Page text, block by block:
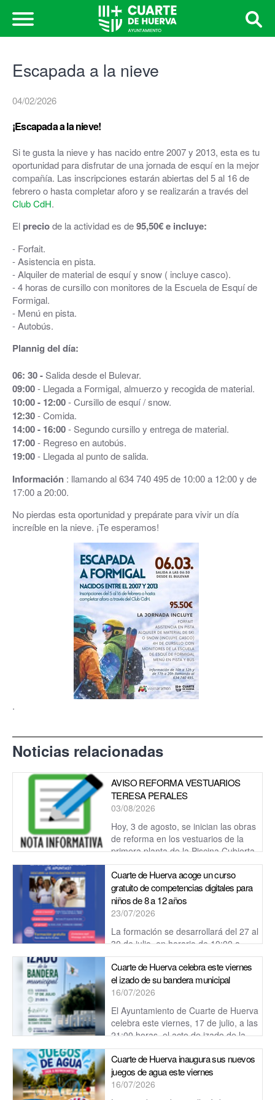
Escapada a la nieve
04/02/2026
¡Escapada a la nieve!
Si te gusta la nieve y has nacido entre 2007 y 2013, esta es tu
oportunidad para disfrutar de una jornada de esquí en la mejor
compañía. Las inscripciones estarán abiertas del 5 al 16 de
febrero o hasta completar aforo y se realizarán a través del
Club CdH.
El preciode la actividad es de95,50€ e incluye:
- Forfait.
- Asistencia en pista.
- Alquiler de material de esquí y snow ( incluye casco).
- 4 horas de cursillo con monitores de la Escuela de Esquí de
Formigal.
- Menú en pista.
- Autobús.
Plannig del día:
06: 30 -Salida desde el Bulevar.
09:00- Llegada a Formigal, almuerzo y recogida de material.
10:00 - 12:00- Cursillo de esquí / snow.
12:30- Comida.
14:00 - 16:00- Segundo cursillo y entrega de material.
17:00- Regreso en autobús.
19:00- Llegada al punto de salida.
Información : llamando al 634 740 495 de 10:00 a 12:00 y de
17:00 a 20:00.
No pierdas esta oportunidad y prepárate para vivir un día
increíble en la nieve. ¡Te esperamos!
.
Noticias relacionadas
AVISO REFORMA VESTUARIOS
TERESA PERALES
03/08/2026
Hoy, 3 de agosto, se inician las obras
de reforma en los vestuarios de la
primera planta de la Piscina Cubierta
Teresa Perales.
Cuarte de Huerva acoge un curso
gratuito de competencias digitales para
niños de 8 a 12 años
23/07/2026
La formación se desarrollará del 27 al
30 de julio, en horario de 10:00 a
12:00 horas, en el Centro Cívico Cultural de Cuarte de
Huerva.
Cuarte de Huerva celebra este viernes
el izado de su bandera municipal
16/07/2026
El Ayuntamiento de Cuarte de Huerva
celebra este viernes, 17 de julio, a las
21:00 horas, el acto de izado de la
bandera municipal.
Cuarte de Huerva inaugura sus nuevos
juegos de agua este viernes
16/07/2026